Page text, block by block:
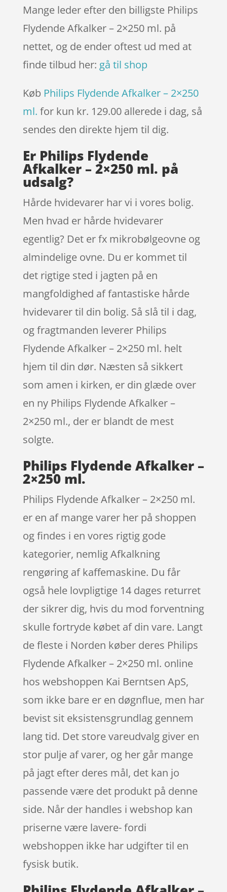
Mange leder efter den billigste Philips
Flydende Afkalker – 2×250 ml. på
nettet, og de ender oftest ud med at
finde tilbud her: gå til shop
Køb Philips Flydende Afkalker – 2×250
ml. for kun kr. 129.00 allerede i dag, så
sendes den direkte hjem til dig.
Er Philips Flydende
Afkalker – 2×250 ml. på
udsalg?
Hårde hvidevarer har vi i vores bolig.
Men hvad er hårde hvidevarer
egentlig? Det er fx mikrobølgeovne og
almindelige ovne. Du er kommet til
det rigtige sted i jagten på en
mangfoldighed af fantastiske hårde
hvidevarer til din bolig. Så slå til i dag,
og fragtmanden leverer Philips
Flydende Afkalker – 2×250 ml. helt
hjem til din dør. Næsten så sikkert
som amen i kirken, er din glæde over
en ny Philips Flydende Afkalker –
2×250 ml., der er blandt de mest
solgte.
Philips Flydende Afkalker –
2×250 ml.
Philips Flydende Afkalker – 2×250 ml.
er en af mange varer her på shoppen
og findes i en vores rigtig gode
kategorier, nemlig Afkalkning
rengøring af kaffemaskine. Du får
også hele lovpligtige 14 dages returret
der sikrer dig, hvis du mod forventning
skulle fortryde købet af din vare. Langt
de fleste i Norden køber deres Philips
Flydende Afkalker – 2×250 ml. online
hos webshoppen Kai Berntsen ApS,
som ikke bare er en døgnflue, men har
bevist sit eksistensgrundlag gennem
lang tid. Det store vareudvalg giver en
stor pulje af varer, og her går mange
på jagt efter deres mål, det kan jo
passende være det produkt på denne
side. Når der handles i webshop kan
priserne være lavere- fordi
webshoppen ikke har udgifter til en
fysisk butik.